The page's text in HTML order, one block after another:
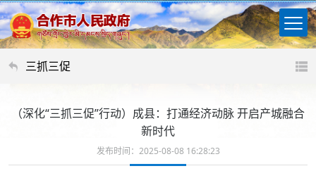
三抓三促
（深化“三抓三促”行动）成县：打通经济动脉 开启产城融合
新时代
发布时间：2025-08-08 16:28:23